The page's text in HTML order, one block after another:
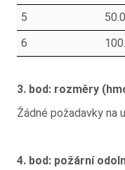
5
6
3. bod: rozměry
Žádné požadavky na
4. bod: požární